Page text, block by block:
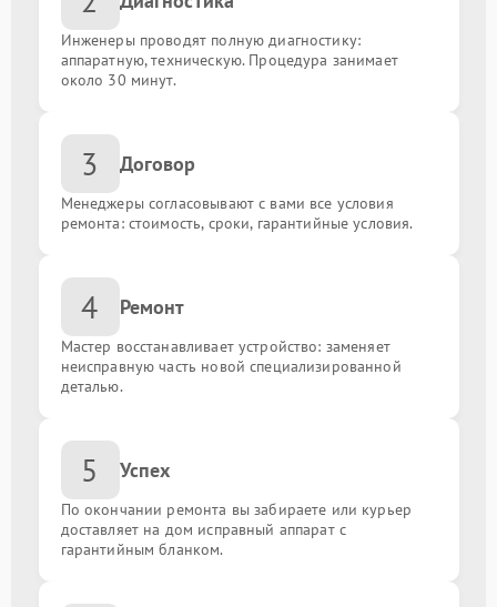
Инженеры проводят полную диагностику:
аппаратную, техническую. Процедура занимает
около 30 минут.
3 Договор
Менеджеры согласовывают с вами все условия
ремонта: стоимость, сроки, гарантийные условия.
4 Ремонт
Мастер восстанавливает устройство: заменяет
неисправную часть новой специализированной
деталью.
5 Успех
По окончании ремонта вы забираете или курьер
доставляет на дом исправный аппарат с
гарантийным бланком.